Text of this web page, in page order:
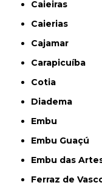
Caieiras
Caierias
Cajamar
Carapicuíba
Cotia
Diadema
Embu
Embu Guaçú
Embu das
Ferraz de